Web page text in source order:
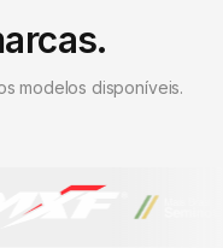
modelos disponíveis.